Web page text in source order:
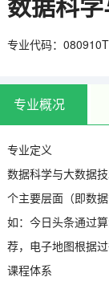
专业代码：080910T
专业概况
专业定义
数据科学与大数据
个主要层面（即数
如：今日头条通过
荐，电子地图根据
课程体系